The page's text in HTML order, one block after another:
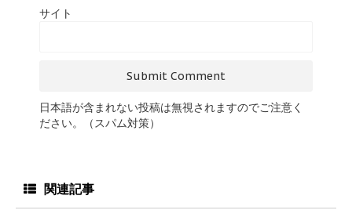
サイト
日本語が含まれない投稿は無視されますのでご注意く
ださい。（スパム対策）
関連記事